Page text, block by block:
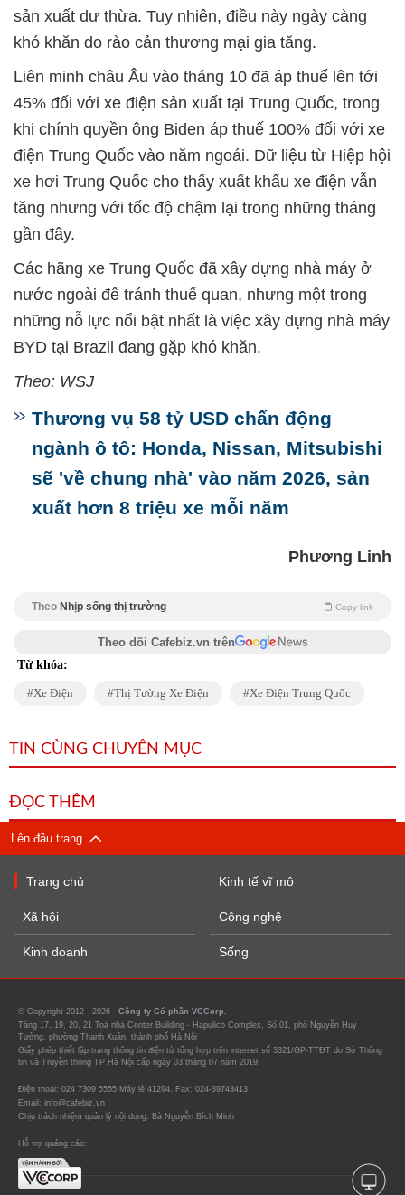
sản xuất dư thừa. Tuy nhiên, điều này ngày càng
khó khăn do rào cản thương mại gia tăng.
Liên minh châu Âu vào tháng 10 đã áp thuế lên tới
45% đối với xe điện sản xuất tại Trung Quốc, trong
khi chính quyền ông Biden áp thuế 100% đối với xe
điện Trung Quốc vào năm ngoái. Dữ liệu từ Hiệp hội
xe hơi Trung Quốc cho thấy xuất khẩu xe điện vẫn
tăng nhưng với tốc độ chậm lại trong những tháng
gần đây.
Các hãng xe Trung Quốc đã xây dựng nhà máy ở
nước ngoài để tránh thuế quan, nhưng một trong
những nỗ lực nổi bật nhất là việc xây dựng nhà máy
BYD tại Brazil đang gặp khó khăn.
Theo: WSJ
Thương vụ 58 tỷ USD chấn động
ngành ô tô: Honda, Nissan, Mitsubishi
sẽ 'về chung nhà' vào năm 2026, sản
xuất hơn 8 triệu xe mỗi năm
Phương Linh
Theo Nhịp sống thị trường Copy link
Theo dõi Cafebiz.vn trên
Từ khóa:
Xe Điện Thị Tường Xe Điện Xe Điện Trung Quốc
TIN CÙNG CHUYÊN MỤC
ĐỌC THÊM
Lên đầu trang
Trang chủ
Xã hội
Kinh doanh
Kinh tế vĩ mô
Công nghệ
Sống
© Copyright 2012 - 2026 - Công ty Cổ phần VCCorp.
Tầng 17, 19, 20, 21 Toà nhà Center Building - Hapulico Complex, Số 01, phố Nguyễn Huy
Tưởng, phường Thanh Xuân, thành phố Hà Nội
Giấy phép thiết lập trang thông tin điện tử tổng hợp trên internet số 3321/GP-TTĐT do Sở Thông
tin và Truyền thông TP Hà Nội cấp ngày 03 tháng 07 năm 2019.
Điện thoại: 024 7309 5555 Máy lẻ 41294. Fax: 024-39743413
Email: info@cafebiz.vn
Chịu trách nhiệm quản lý nội dung: Bà Nguyễn Bích Minh
Hỗ trợ quảng cáo: